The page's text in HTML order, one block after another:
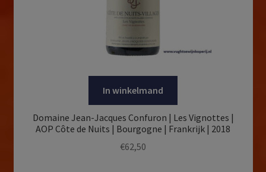
In winkelmand
Domaine Jean-Jacques Confuron | Les Vignottes |
AOP Côte de Nuits | Bourgogne | Frankrijk | 2018
€62,50